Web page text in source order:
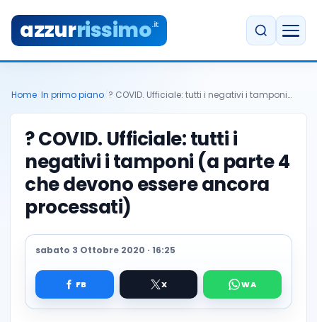
azzurrissimo.it
Home In primo piano ? COVID. Ufficiale: tutti i negativi i tamponi…
? COVID. Ufficiale: tutti i
negativi i tamponi (a parte 4
che devono essere ancora
processati)
sabato 3 Ottobre 2020 · 16:25